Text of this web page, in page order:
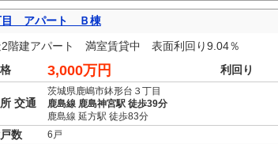
目 アパート Ｂ棟
2階建アパート 満室賃貸中 表面利回り9.04％
3,000万円 利回り
交通
茨城県鹿嶋市鉢形台３丁目
鹿島線 鹿島神宮駅 徒歩39分
鹿島線 延方駅 徒歩83分
数 6戸